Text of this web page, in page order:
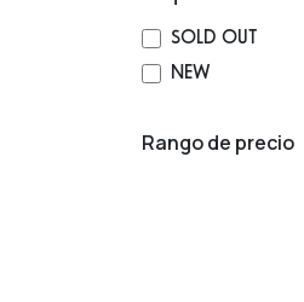
SOLD OUT
NEW
Rango de precio